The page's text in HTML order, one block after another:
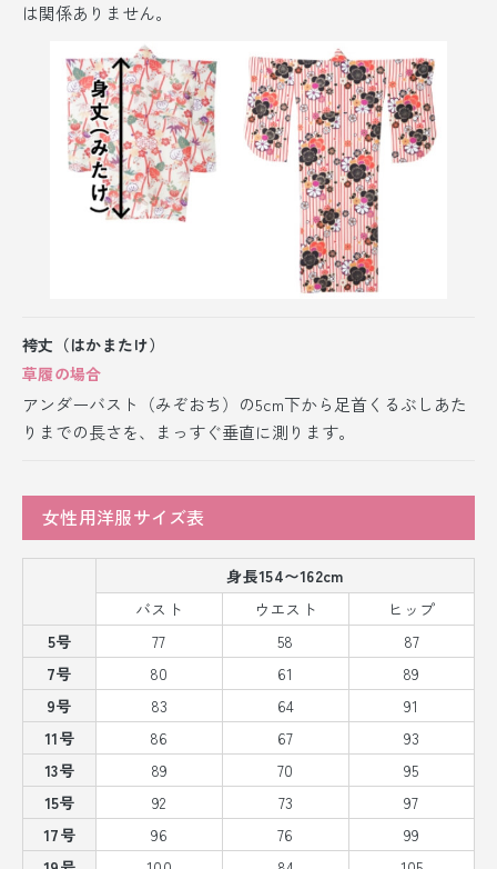
は関係ありません。
袴丈（はかまたけ）
草履の場合
アンダーバスト（みぞおち）の5cm下から足首くるぶしあた
りまでの長さを、まっすぐ垂直に測ります。
女性用洋服サイズ表
身長154〜162cm
バスト
ウエスト
ヒップ
5号
77 58
87
7号
80 61
89
9号
83 64
91
11号
86 67
93
13号
89 70
95
15号
92 73
97
17号
96 76
99